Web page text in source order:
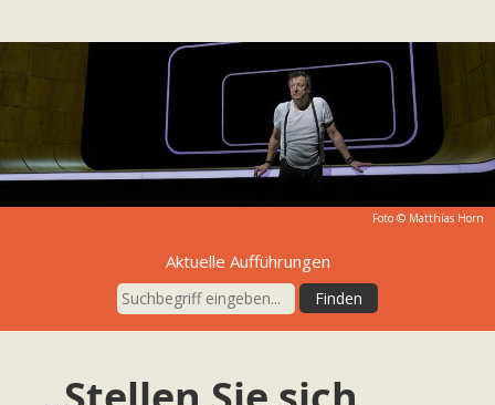
Foto © Matthias Horn
Aktuelle Aufführungen